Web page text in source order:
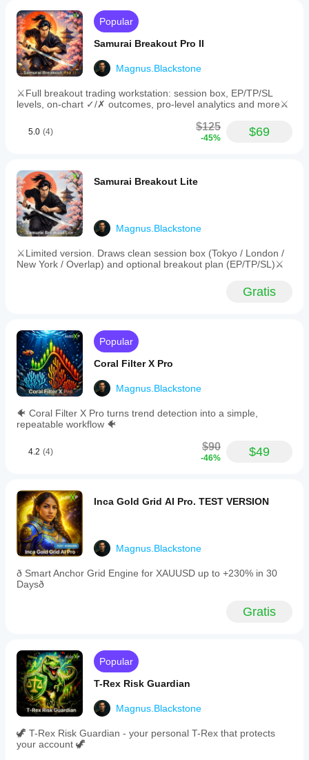
Popular
Samurai Breakout Pro II
Magnus.Blackstone
⚔️Full breakout trading workstation: session box, EP/TP/SL
levels, on-chart ✓/✗ outcomes, pro-level analytics and more⚔️
5.0 (4) $125
-45% $69
Samurai Breakout Lite
Magnus.Blackstone
⚔️Limited version. Draws clean session box (Tokyo / London /
New York / Overlap) and optional breakout plan (EP/TP/SL)⚔️
Gratis
Popular
Coral Filter X Pro
Magnus.Blackstone
🐠 Coral Filter X Pro turns trend detection into a simple,
repeatable workflow 🐠
4.2 (4) $90
-46% $49
Inca Gold Grid AI Pro. TEST VERSION
Magnus.Blackstone
ð Smart Anchor Grid Engine for XAUUSD up to +230% in 30
Daysð
Gratis
Popular
T-Rex Risk Guardian
Magnus.Blackstone
🦖 T-Rex Risk Guardian - your personal T-Rex that protects
your account 🦖